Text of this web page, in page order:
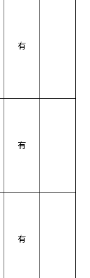
有
有
有